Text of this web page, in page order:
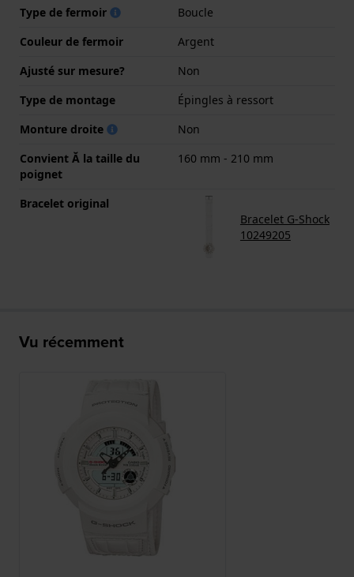
Type de fermoir
Boucle
Couleur de fermoir
Argent
Ajusté sur mesure?
Non
Type de montage
Épingles à ressort
Monture droite
Non
Convient Ă la taille du
poignet
160 mm - 210 mm
Bracelet original
Bracelet G-Shock
10249205
Vu récemment